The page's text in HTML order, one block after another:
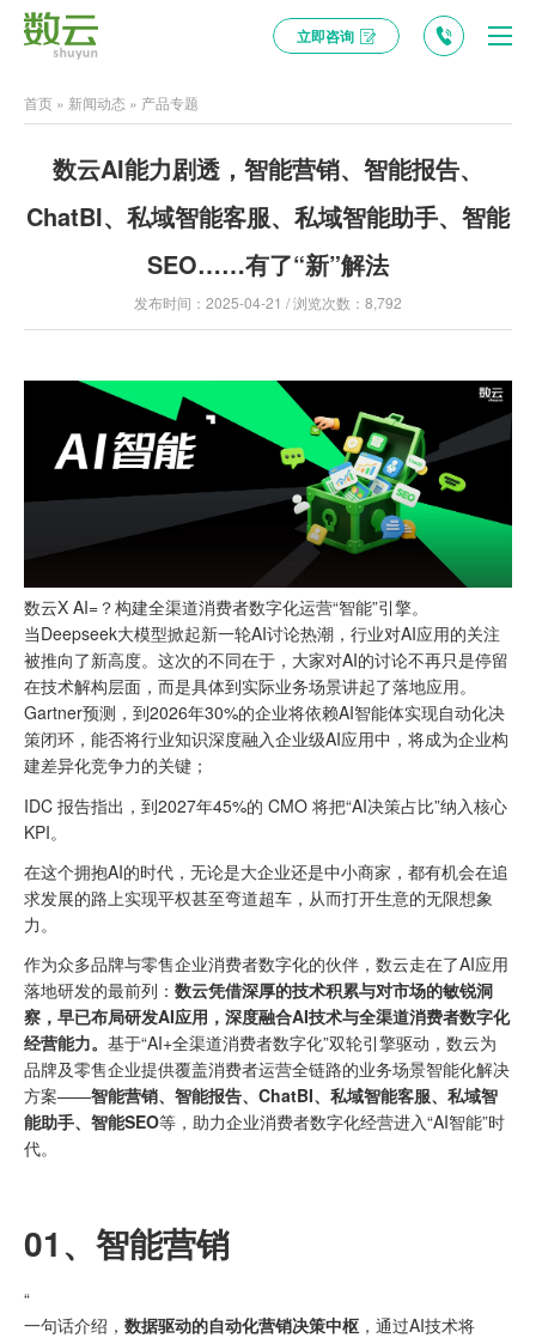
立即咨询
首页 » 新闻动态 » 产品专题
数云AI能力剧透，智能营销、智能报告、
ChatBI、私域智能客服、私域智能助手、智能
SEO……有了“新”解法
发布时间：2025-04-21 / 浏览次数：8,792
数云X AI=？构建全渠道消费者数字化运营“智能”引擎。
当Deepseek大模型掀起新一轮AI讨论热潮，行业对AI应用的关注
被推向了新高度。这次的不同在于，大家对AI的讨论不再只是停留
在技术解构层面，而是具体到实际业务场景讲起了落地应用。
Gartner预测，到2026年30%的企业将依赖AI智能体实现自动化决
策闭环，能否将行业知识深度融入企业级AI应用中，将成为企业构
建差异化竞争力的关键；
IDC 报告指出，到2027年45%的 CMO 将把“AI决策占比”纳入核心
KPI。
在这个拥抱AI的时代，无论是大企业还是中小商家，都有机会在追
求发展的路上实现平权甚至弯道超车，从而打开生意的无限想象
力。
作为众多品牌与零售企业消费者数字化的伙伴，数云走在了AI应用
落地研发的最前列： 数云凭借深厚的技术积累与对市场的敏锐洞
察，早已布局研发AI应用，深度融合AI技术与全渠道消费者数字化
经营能力。 基于“AI+全渠道消费者数字化”双轮引擎驱动，数云为
品牌及零售企业提供覆盖消费者运营全链路的业务场景智能化解决
方案——智能营销、智能报告、 ChatBI、私域智能客服、私域智
能助手、智能SEO等，助力企业消费者数字化经营进入“AI智能”时
代。
01、 智能营销
“
一句话介绍， 数据驱动的自动化营销决策中枢 ，通过AI技术将